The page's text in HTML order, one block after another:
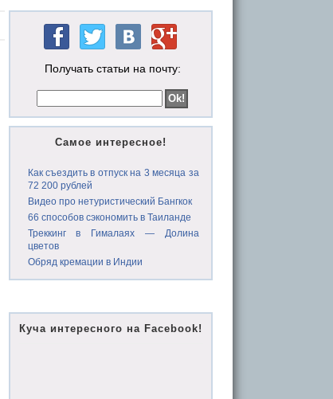
Получать статьи на почту:
Самое интересное!
Как съездить в отпуск на 3 месяца за
72 200 рублей
Видео про нетуристический Бангкок
66 способов сэкономить в Таиланде
Треккинг в Гималаях — Долина
цветов
Обряд кремации в Индии
Куча интересного на Facebook!